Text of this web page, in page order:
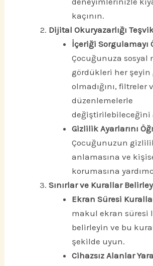
kaçının.
Dijital Okuryazarlığı
İçeriği Sorgulamayı
Çocuğunuza sosyal
gördükleri her şeyin
olmadığını, filtreler
düzenlemelerle
değiştirilebileceğini
Gizlilik Ayarlarını
Çocuğunuzun
anlamasına ve
korumasına
Sınırlar ve Kurallar
Ekran Süresi
makul ekran süresi
belirleyin ve bu
şekilde uyun.
Cihazsız Alanlar